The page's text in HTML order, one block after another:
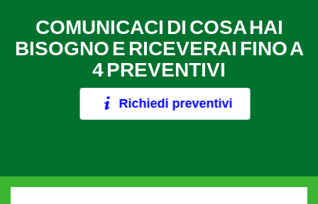
COMUNICACI DI COSA HAI
BISOGNO E RICEVERAI FINO A
4 PREVENTIVI
Richiedi preventivi